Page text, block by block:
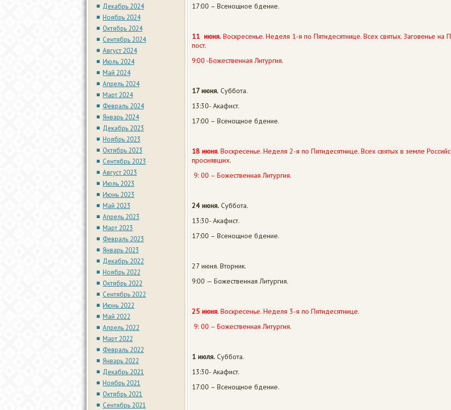
Декабрь 2024
Ноябрь 2024
Октябрь 2024
Сентябрь 2024
Август 2024
Июль 2024
Май 2024
Апрель 2024
Март 2024
Февраль 2024
Январь 2024
Декабрь 2023
Ноябрь 2023
Октябрь 2023
Сентябрь 2023
Август 2023
Июль 2023
Июнь 2023
Май 2023
Апрель 2023
Март 2023
Февраль 2023
Январь 2023
Декабрь 2022
Ноябрь 2022
Октябрь 2022
Сентябрь 2022
Июнь 2022
Май 2022
Апрель 2022
Март 2022
Февраль 2022
Январь 2022
Декабрь 2021
Ноябрь 2021
Октябрь 2021
Сентябрь 2021
17:00 – Всенощное бдение.
11 июня. Воскресенье. Неделя 1-я по Пятидесятнице. Всех святых. Заговенье на
пост.
9:00 -Божественная Литургия.
17 июня. Суббота.
13:30- Акафист.
17:00 – Всенощное бдение.
18 июня. Воскресенье. Неделя 2-я по Пятидесятнице. Всех святых в земле
просиявших.
9: 00 – Божественная Литургия.
24 июня. Суббота.
13:30- Акафист.
17:00 – Всенощное бдение.
27 июня. Вторник.
9:00 — Божественная Литургия.
25 июня. Воскресенье. Неделя 3-я по Пятидесятнице.
9: 00 – Божественная Литургия.
1 июля. Суббота.
13:30- Акафист.
17:00 – Всенощное бдение.